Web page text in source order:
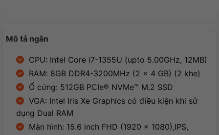
Mô tả ngắn
CPU: Intel Core i7-1355U (upto 5.00GHz, 12MB)
RAM: 8GB DDR4-3200MHz (2 x 4 GB) (2 khe)
Ổ cứng: 512GB PCIe® NVMe™ M.2 SSD
VGA: Intel Iris Xe Graphics có điều kiện khi sử
dụng Dual RAM
Màn hình: 15.6 inch FHD (1920 x 1080),IPS,